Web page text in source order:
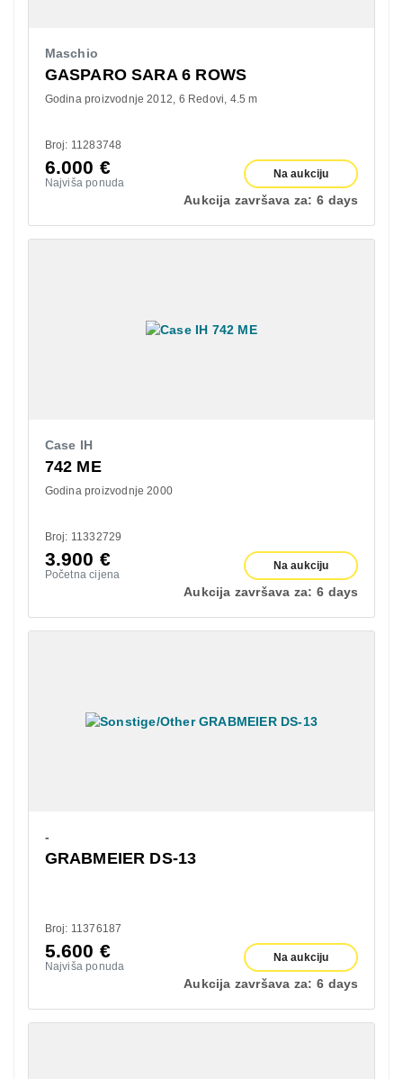
Maschio
GASPARO SARA 6 ROWS
Godina proizvodnje 2012 6 Redovi 4.5 m
Broj: 11283748
6.000 €
Najviša ponuda
Na aukciju
Aukcija završava za: 6 days
Case IH
742 ME
Godina proizvodnje 2000
Broj: 11332729
3.900 €
Početna cijena
Na aukciju
Aukcija završava za: 6 days
-
GRABMEIER DS-13
Broj: 11376187
5.600 €
Najviša ponuda
Na aukciju
Aukcija završava za: 6 days